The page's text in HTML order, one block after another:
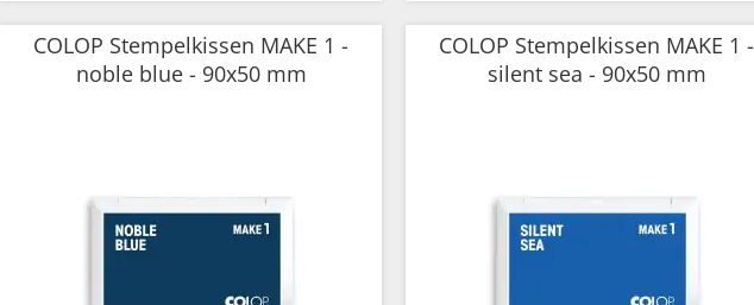
COLOP Stempelkissen MAKE 1 -
noble blue - 90x50 mm
COLOP Stempelkissen MAKE 1 -
silent sea - 90x50 mm